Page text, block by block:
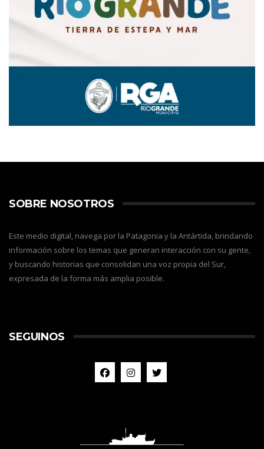
SOBRE NOSOTROS
Este medio digital, navega por la Patagonia y la Antártida, brindando
información sobre los temas que generan interacción con su gente,
y buscando historias que consolidan una voz propia del Sur,
expresada de la forma más amplia posible.
SEGUINOS